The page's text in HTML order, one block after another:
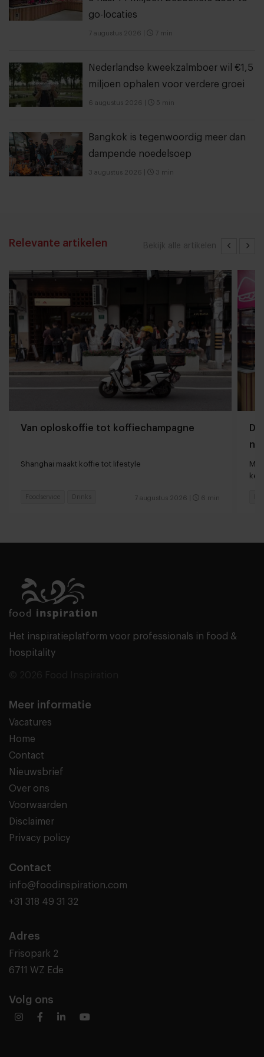
go-locaties
7 augustus 2026 7 min
Nederlandse kweekzalmboer wil €1,5
miljoen ophalen voor verdere groei
6 augustus 2026 5 min
Bangkok is tegenwoordig meer dan
dampende noedelsoep
3 augustus 2026 3 min
Bekijk alle artikelen
Relevante artikelen
Van oploskoffie tot koffiechampagne
Shanghai maakt koffie tot lifestyle
7 augustus 2026 6 min
Foodservice Drinks
Het inspiratieplatform voor professionals in food &
hospitality
Meer informatie
Vacatures
Home
Contact
Nieuwsbrief
Over ons
Voorwaarden
Disclaimer
Privacy policy
Contact
info@foodinspiration.com
+31 318 49 31 32
Adres
Frisopark 2
6711 WZ Ede
Volg ons